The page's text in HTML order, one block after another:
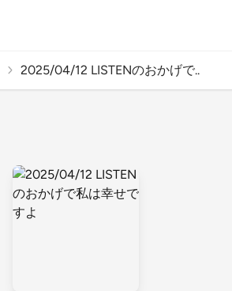
2025/04/12 LISTENのおかげで..